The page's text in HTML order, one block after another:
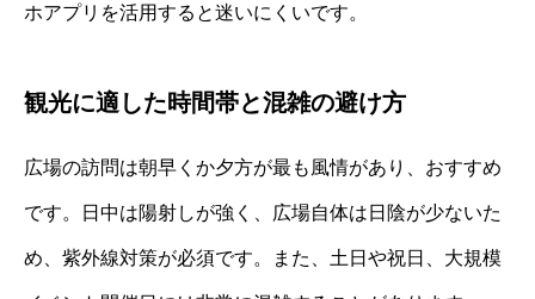
ホアプリを活用すると迷いにくいです。
観光に適した時間帯と混雑の避け方
広場の訪問は朝早くか夕方が最も風情があり、おすすめ
です。日中は陽射しが強く、広場自体は日陰が少ないた
め、紫外線対策が必須です。また、土日や祝日、大規模